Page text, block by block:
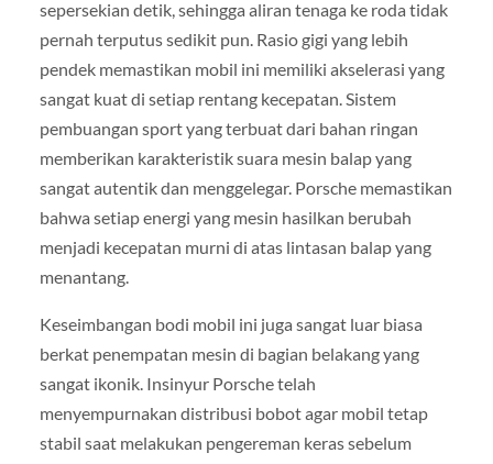
sepersekian detik, sehingga aliran tenaga ke roda tidak
pernah terputus sedikit pun. Rasio gigi yang lebih
pendek memastikan mobil ini memiliki akselerasi yang
sangat kuat di setiap rentang kecepatan. Sistem
pembuangan sport yang terbuat dari bahan ringan
memberikan karakteristik suara mesin balap yang
sangat autentik dan menggelegar. Porsche memastikan
bahwa setiap energi yang mesin hasilkan berubah
menjadi kecepatan murni di atas lintasan balap yang
menantang.
Keseimbangan bodi mobil ini juga sangat luar biasa
berkat penempatan mesin di bagian belakang yang
sangat ikonik. Insinyur Porsche telah
menyempurnakan distribusi bobot agar mobil tetap
stabil saat melakukan pengereman keras sebelum